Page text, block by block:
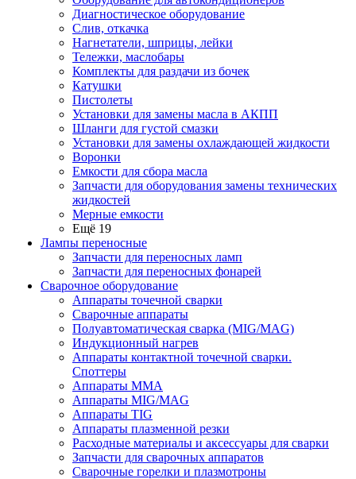
Диагностическое оборудование
Слив, откачка
Нагнетатели, шприцы, лейки
Тележки, маслобары
Комплекты для раздачи из бочек
Катушки
Пистолеты
Установки для замены масла в АКПП
Шланги для густой смазки
Установки для замены охлаждающей жидкости
Воронки
Емкости для сбора масла
Запчасти для оборудования замены технических
жидкостей
Мерные емкости
Ещё 19
Лампы переносные
Запчасти для переносных ламп
Запчасти для переносных фонарей
Сварочное оборудование
Аппараты точечной сварки
Сварочные аппараты
Полуавтоматическая сварка (MIG/MAG)
Индукционный нагрев
Аппараты контактной точечной сварки.
Споттеры
Аппараты MMA
Аппараты MIG/MAG
Аппараты TIG
Аппараты плазменной резки
Расходные материалы и аксессуары для сварки
Запчасти для сварочных аппаратов
Сварочные горелки и плазмотроны